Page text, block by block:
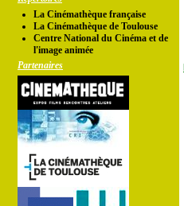
La Cinémathèque française
La Cinémathèque de Toulouse
Centre National du Cinéma et de
l'image animée
Partenaires